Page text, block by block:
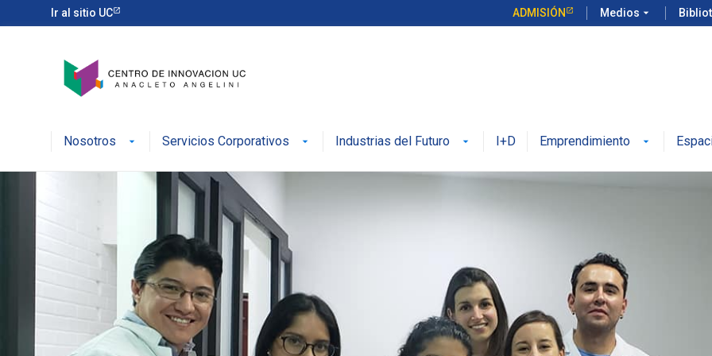
Ir al sitio UC ADMISIÓN Medios arrow_drop_down
Nosotros Servicios Corporativos Industrias del Futuro I+D Emprendimiento